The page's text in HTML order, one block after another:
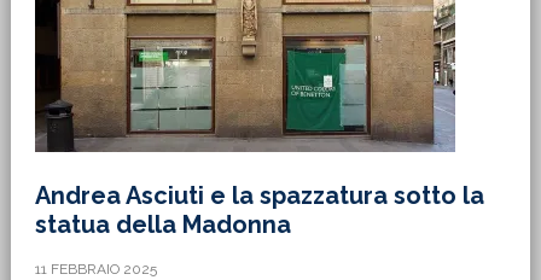
Andrea Asciuti e la spazzatura sotto la
statua della Madonna
11 FEBBRAIO 2025